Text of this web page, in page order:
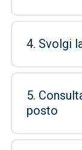
4. Svolgi
5.
posto